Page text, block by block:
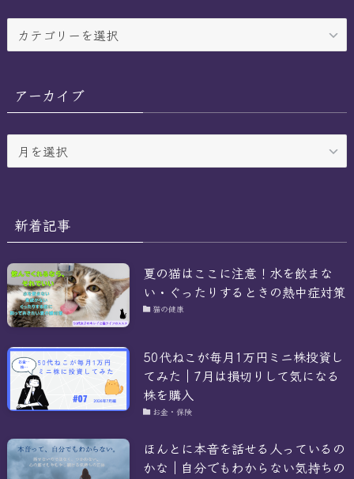
テ
ー
アーカイブ
ー
ブ
新着記事
夏の猫はここに注意！水を飲まな
い・ぐったりするときの熱中症対策
猫の健康
50代ねこが毎月1万円ミニ株投資し
てみた｜7月は損切りして気になる
株を購入
お金・保険
ほんとに本音を話せる人っているの
かな｜自分でもわからない気持ちの